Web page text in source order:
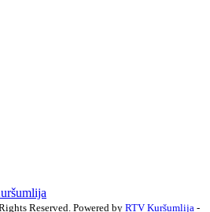
Reserved. Powered by RTV Kuršumlija -